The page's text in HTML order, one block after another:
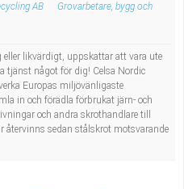
AB
Grovarbetare, bygg och
eller likvärdigt, uppskattar att vara ute
tjänst något för dig! Celsa Nordic
Europas miljövänligaste
in och förädla förbrukat järn- och
och andra skrothandlare till
återvinns sedan stålskrot motsvarande